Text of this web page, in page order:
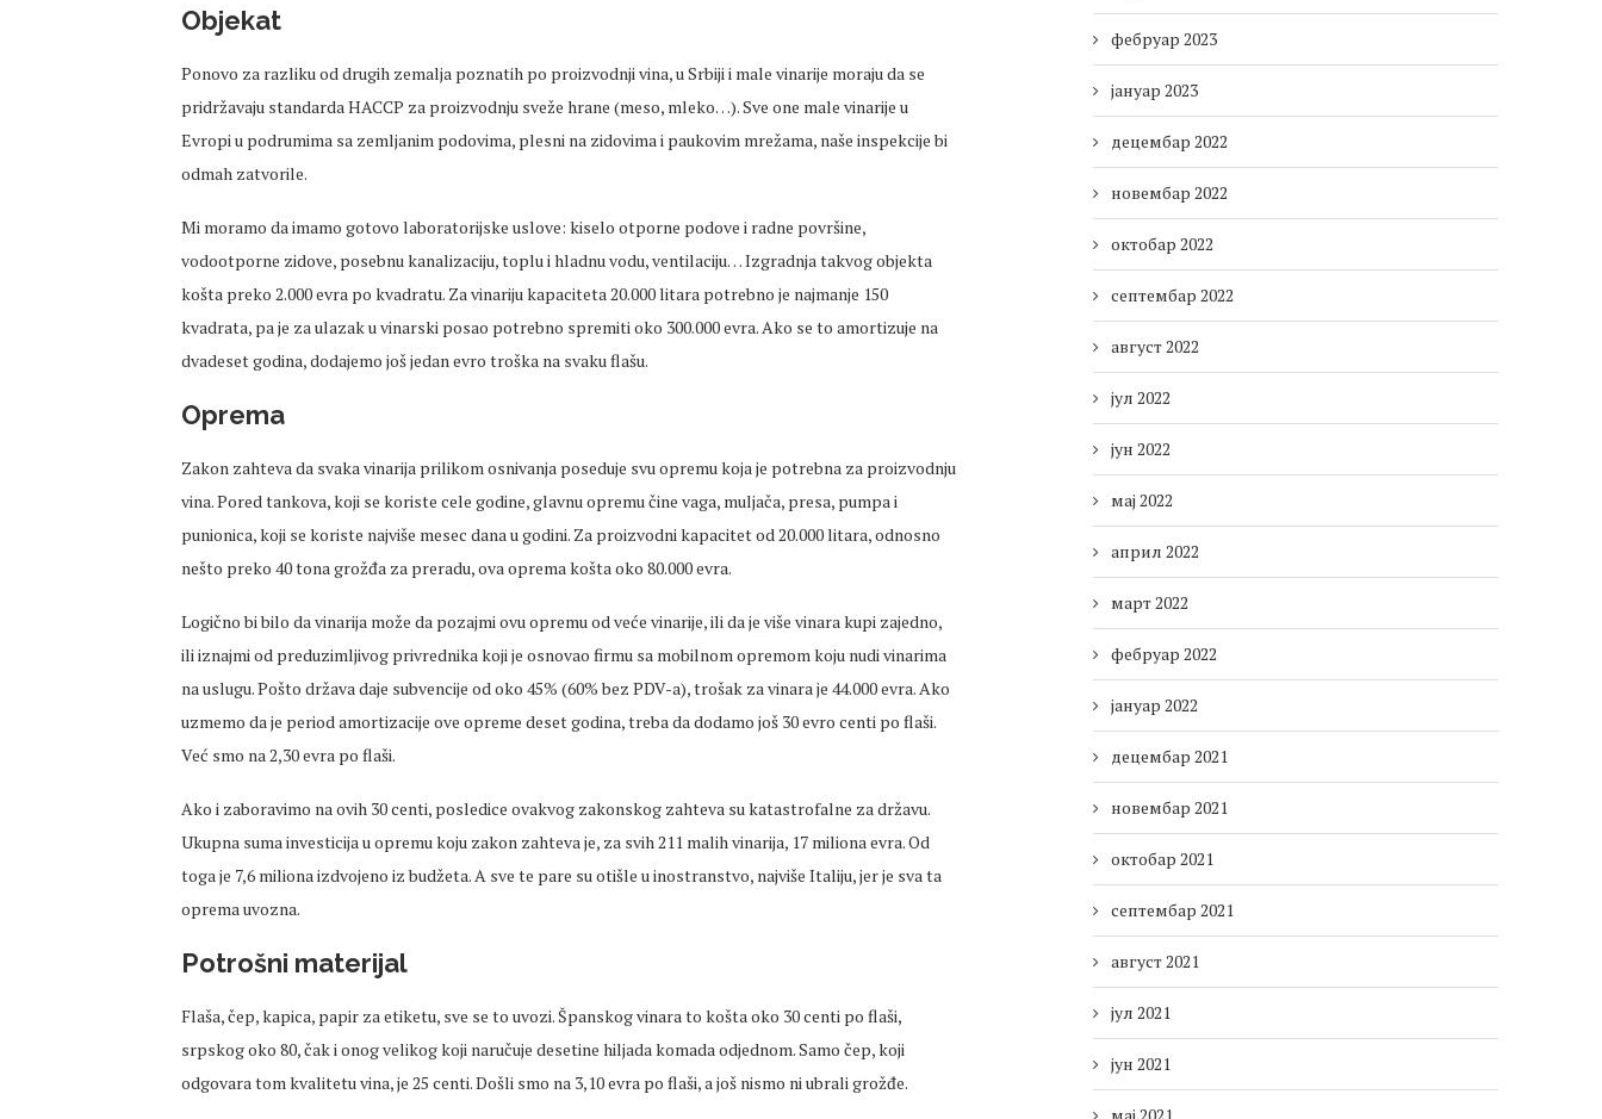
Objekat
Ponovo za razliku od drugih zemalja poznatih po proizvodnji vina, u Srbiji i male vinarije moraju da se
pridržavaju standarda HACCP za proizvodnju sveže hrane (meso, mleko…). Sve one male vinarije u
Evropi u podrumima sa zemljanim podovima, plesni na zidovima i paukovim mrežama, naše inspekcije bi
odmah zatvorile.
Mi moramo da imamo gotovo laboratorijske uslove: kiselo otporne podove i radne površine,
vodootporne zidove, posebnu kanalizaciju, toplu i hladnu vodu, ventilaciju… Izgradnja takvog objekta
košta preko 2.000 evra po kvadratu. Za vinariju kapaciteta 20.000 litara potrebno je najmanje 150
kvadrata, pa je za ulazak u vinarski posao potrebno spremiti oko 300.000 evra. Ako se to amortizuje na
dvadeset godina, dodajemo još jedan evro troška na svaku flašu.
Oprema
Zakon zahteva da svaka vinarija prilikom osnivanja poseduje svu opremu koja je potrebna za proizvodnju
vina. Pored tankova, koji se koriste cele godine, glavnu opremu čine vaga, muljača, presa, pumpa i
punionica, koji se koriste najviše mesec dana u godini. Za proizvodni kapacitet od 20.000 litara, odnosno
nešto preko 40 tona grožđa za preradu, ova oprema košta oko 80.000 evra.
Logično bi bilo da vinarija može da pozajmi ovu opremu od veće vinarije, ili da je više vinara kupi zajedno,
ili iznajmi od preduzimljivog privrednika koji je osnovao firmu sa mobilnom opremom koju nudi vinarima
na uslugu. Pošto država daje subvencije od oko 45% (60% bez PDV-a), trošak za vinara je 44.000 evra. Ako
uzmemo da je period amortizacije ove opreme deset godina, treba da dodamo još 30 evro centi po flaši.
Već smo na 2,30 evra po flaši.
Ako i zaboravimo na ovih 30 centi, posledice ovakvog zakonskog zahteva su katastrofalne za državu.
Ukupna suma investicija u opremu koju zakon zahteva je, za svih 211 malih vinarija, 17 miliona evra. Od
toga je 7,6 miliona izdvojeno iz budžeta. A sve te pare su otišle u inostranstvo, najviše Italiju, jer je sva ta
oprema uvozna.
Potrošni materijal
Flaša, čep, kapica, papir za etiketu, sve se to uvozi. Španskog vinara to košta oko 30 centi po flaši,
srpskog oko 80, čak i onog velikog koji naručuje desetine hiljada komada odjednom. Samo čep, koji
odgovara tom kvalitetu vina, je 25 centi. Došli smo na 3,10 evra po flaši, a još nismo ni ubrali grožđe.
фебруар 2023
јануар 2023
децембар 2022
новембар 2022
октобар 2022
септембар 2022
август 2022
јул 2022
јун 2022
мај 2022
април 2022
март 2022
фебруар 2022
јануар 2022
децембар 2021
новембар 2021
октобар 2021
септембар 2021
август 2021
јул 2021
јун 2021